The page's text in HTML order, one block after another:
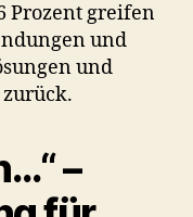
Prozent greifen
und
und
–